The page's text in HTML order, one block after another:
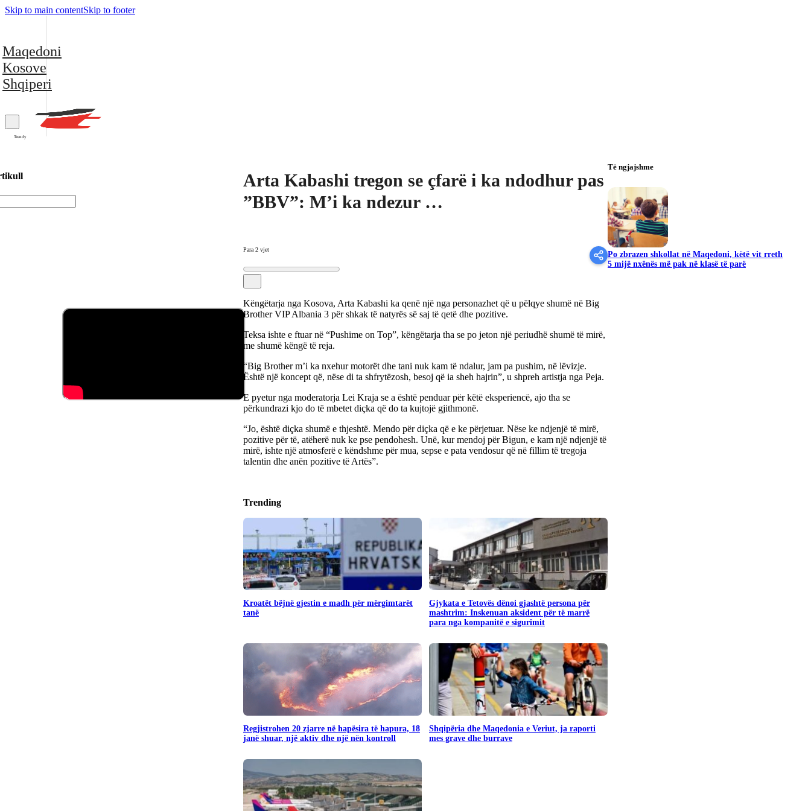
Skip to main contentSkip to footer
Maqedoni
Kosove
Shqiperi
Trendy
Arta Kabashi tregon se çfarë i ka ndodhur pas
”BBV”: M’i ka ndezur …
Para 2 vjet
Këngëtarja nga Kosova, Arta Kabashi ka qenë një nga personazhet që u pëlqye shumë në Big
Brother VIP Albania 3 për shkak të natyrës së saj të qetë dhe pozitive.
Teksa ishte e ftuar në “Pushime on Top”, këngëtarja tha se po jeton një periudhë shumë të mirë,
me shumë këngë të reja.
“Big Brother m’i ka nxehur motorët dhe tani nuk kam të ndalur, jam pa pushim, në lëvizje.
Është një koncept që, nëse di ta shfrytëzosh, besoj që ia sheh hajrin”, u shpreh artistja nga Peja.
E pyetur nga moderatorja Lei Kraja se a është penduar për këtë eksperiencë, ajo tha se
përkundrazi kjo do të mbetet diçka që do ta kujtojë gjithmonë.
“Jo, është diçka shumë e thjeshtë. Mendo për diçka që e ke përjetuar. Nëse ke ndjenjë të mirë,
pozitive për të, atëherë nuk ke pse pendohesh. Unë, kur mendoj për Bigun, e kam një ndjenjë të
mirë, ishte një atmosferë e këndshme për mua, sepse e pata vendosur që në fillim të tregoja
talentin dhe anën pozitive të Artës”.
Trending
Kroatët bëjnë gjestin e madh për mërgimtarët
tanë
Gjykata e Tetovës dënoi gjashtë persona për
mashtrim: Inskenuan aksident për të marrë
para nga kompanitë e sigurimit
Regjistrohen 20 zjarre në hapësira të hapura, 18
janë shuar, një aktiv dhe një nën kontroll
Shqipëria dhe Maqedonia e Veriut, ja raporti
mes grave dhe burrave
Të ngjajshme
Po zbrazen shkollat në Maqedoni, këtë vit rreth
5 mijë nxënës më pak në klasë të parë